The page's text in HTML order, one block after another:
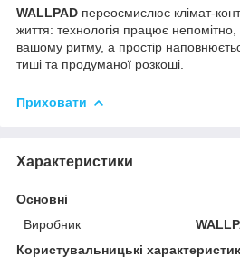
WALLPAD переосмислює клімат-
життя: технологія працює
вашому ритму, а простір
тиші та продуманої розкоші.
Приховати
Характеристики
Основні
Виробник
Користувальницькі